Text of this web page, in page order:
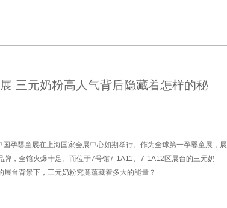
展 三元奶粉高人气背后隐藏着怎样的秘
孕婴童展在上海国家会展中心如期举行。作为全球第一孕婴童展，展
牌，全馆火爆十足。而位于7号馆7-1A11、7-1A12区展台的三元奶
展台背景下，三元奶粉究竟蕴藏着多大的能量？